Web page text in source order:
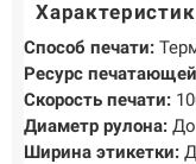
Способ печати:
Ресурс
Скорость печати:
Диаметр рулона:
Ширина этикетки: